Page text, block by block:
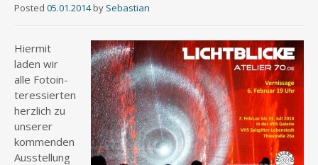
Posted 05.01.2014 by Sebastian
Hier­mit
laden wir
alle Foto­in­
ter­es­sier­ten
herz­lich zu
unse­rer
kom­men­den
Aus­stel­lung